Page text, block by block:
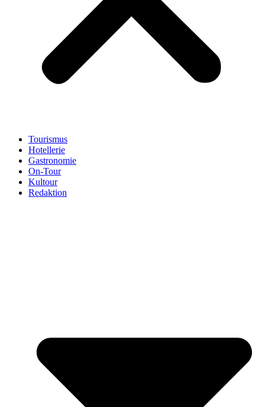
Tourismus
Hotellerie
Gastronomie
On-Tour
Kultour
Redaktion